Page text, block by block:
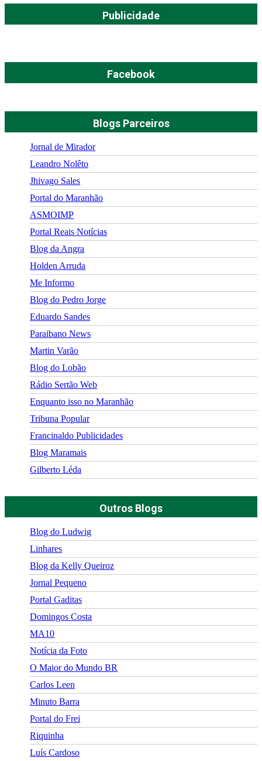
Publicidade
Facebook
Blogs Parceiros
Jornal de Mirador
Leandro Nolêto
Jhivago Sales
Portal do Maranhão
ASMOIMP
Portal Reais Notí­cias
Blog da Angra
Holden Arruda
Me Informo
Blog do Pedro Jorge
Eduardo Sandes
Paraibano News
Martin Varão
Blog do Lobão
Rádio Sertão Web
Enquanto isso no Maranhão
Tribuna Popular
Francinaldo Publicidades
Blog Maramais
Gilberto Léda
Outros Blogs
Blog do Ludwig
Linhares
Blog da Kelly Queiroz
Jornal Pequeno
Portal Gaditas
Domingos Costa
MA10
Notícia da Foto
O Maior do Mundo BR
Carlos Leen
Minuto Barra
Portal do Frei
Riquinha
Luís Cardoso